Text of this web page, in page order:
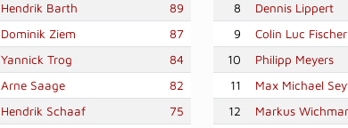
Hendrik Barth
89
Dominik Ziem
87
Yannick Trog
84
Arne Saage
82
Hendrik Schaaf
75
8
Dennis Lippert
9
Colin Luc Fischer
10
Philipp Meyers
11
Max Michael
12
Markus